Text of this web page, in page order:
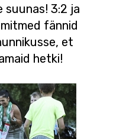
suunas! 3:2 ja
fännid
et
hetki!